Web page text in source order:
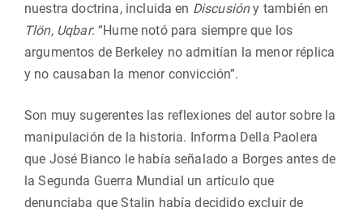
nuestra doctrina, incluida en Discusióny también en
Tlön, Uqbar: “Hume notó para siempre que los
argumentos de Berkeley no admitían la menor réplica
y no causaban la menor convicción”.
Son muy sugerentes las reflexiones del autor sobre la
manipulación de la historia. Informa Della Paolera
que José Bianco le había señalado a Borges antes de
la Segunda Guerra Mundial un artículo que
denunciaba que Stalin había decidido excluir de